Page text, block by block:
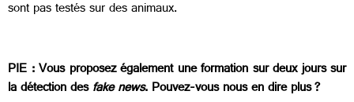
sont pas testés sur des animaux.
PIE : Vous proposez également une formation sur deux jours sur
la détection desfake news. Pouvez-vous nous en dire plus ?